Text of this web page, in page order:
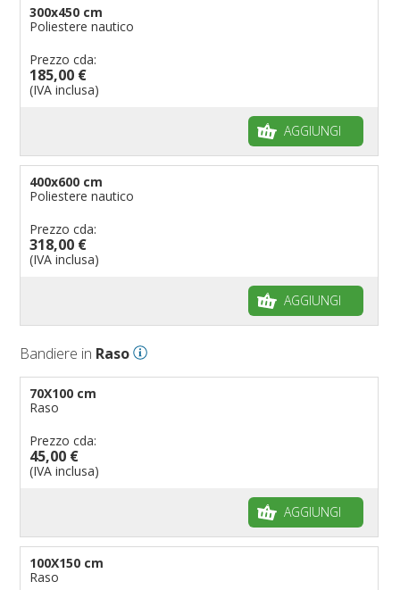
300x450 cm
Poliestere nautico
Prezzo cda:
185,00 €
(IVA inclusa)
AGGIUNGI
400x600 cm
Poliestere nautico
Prezzo cda:
318,00 €
(IVA inclusa)
AGGIUNGI
Bandiere in Raso
70X100 cm
Raso
Prezzo cda:
45,00 €
(IVA inclusa)
AGGIUNGI
100X150 cm
Raso